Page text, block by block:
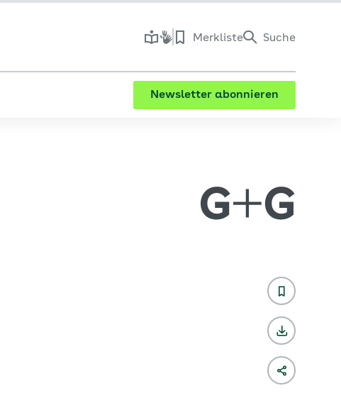
Merkliste Suche
Newsletter abonnieren